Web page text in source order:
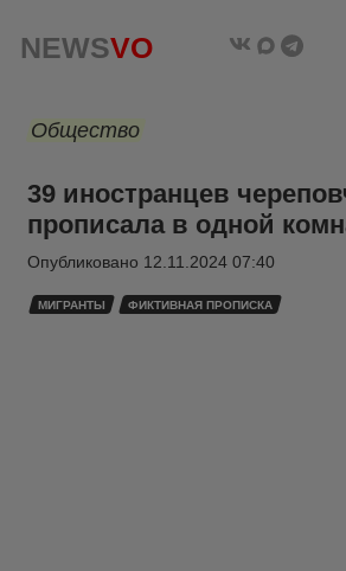
NEWSVO
Общество
39 иностранцев
прописала в одной
Опубликовано 12.11.2024 07:40
МИГРАНТЫ ФИКТИВНАЯ ПРОПИСКА